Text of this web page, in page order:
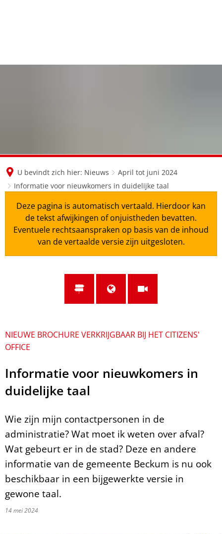
de
U bevindt zich hier: Nieuws
April tot juni 2024
Informatie voor nieuwkomers in duidelijke taal
Deze pagina is automatisch vertaald. Hierdoor kan
de tekst afwijkingen of onjuistheden bevatten.
Eventuele rechtsaanspraken op basis van de inhoud
van de vertaalde versie zijn uitgesloten.
NIEUWE BROCHURE VERKRIJGBAAR BIJ HET CITIZENS'
OFFICE
Informatie voor nieuwkomers in
duidelijke taal
Wie zijn mijn contactpersonen in de
administratie? Wat moet ik weten over afval?
Wat gebeurt er in de stad? Deze en andere
informatie van de gemeente Beckum is nu ook
beschikbaar in een bijgewerkte versie in
gewone taal.
14 mei 2024